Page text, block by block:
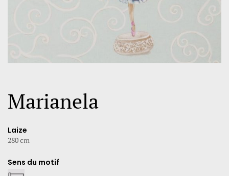
Marianela
Laize
280 cm
Sens du motif